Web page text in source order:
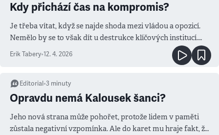
Kdy přichází čas na kompromis?
Je třeba vítat, když se najde shoda mezi vládou a opozicí.
Nemělo by se to však dít u destrukce klíčových institucí.
Tam se potom stává opozice spolupachatelem
Erik Tabery•12. 4. 2026
Editorial •3 minuty
Opravdu nemá Kalousek šanci?
Jeho nová strana může pohořet, protože lidem v paměti
zůstala negativní vzpomínka. Ale do karet mu hraje fakt, že